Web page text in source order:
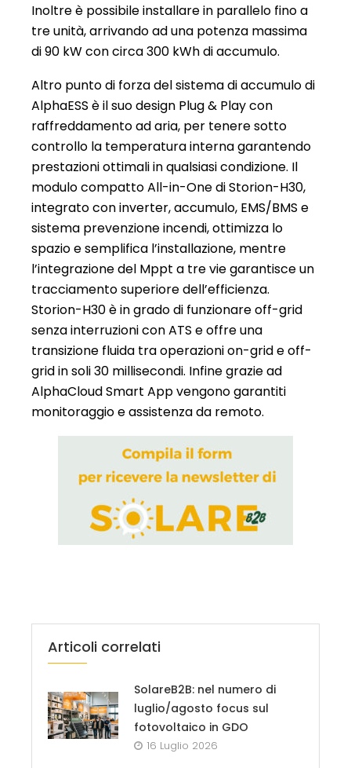
Inoltre è possibile installare in parallelo fino a
tre unità, arrivando ad una potenza massima
di 90 kW con circa 300 kWh di accumulo.
Altro punto di forza del sistema di accumulo di
AlphaESS è il suo design Plug & Play con
raffreddamento ad aria, per tenere sotto
controllo la temperatura interna garantendo
prestazioni ottimali in qualsiasi condizione. Il
modulo compatto All-in-One di Storion-H30,
integrato con inverter, accumulo, EMS/BMS e
sistema prevenzione incendi, ottimizza lo
spazio e semplifica l’installazione, mentre
l’integrazione del Mppt a tre vie garantisce un
tracciamento superiore dell’efficienza.
Storion-H30 è in grado di funzionare off-grid
senza interruzioni con ATS e offre una
transizione fluida tra operazioni on-grid e off-
grid in soli 30 millisecondi. Infine grazie ad
AlphaCloud Smart App vengono garantiti
monitoraggio e assistenza da remoto.
Articoli correlati
SolareB2B: nel numero di
luglio/agosto focus sul
fotovoltaico in GDO
16 Luglio 2026